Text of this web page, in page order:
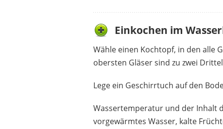
Einkochen im
Wähle einen Kochtopf, in den alle
obersten Gläser sind zu zwei
Lege ein Geschirrtuch auf den
Wassertemperatur und der Inhalt
vorgewärmtes Wasser, kalte